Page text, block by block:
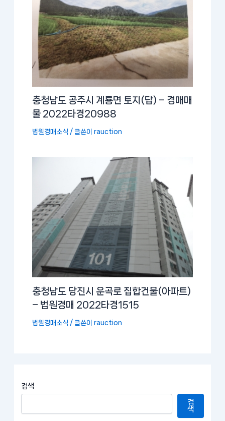
검색
검
색
충청남도 공주시 계룡면 토지(답) – 경매매
물 2022타경20988
법원경매소식 / 글쓴이rauction
충청남도 당진시 운곡로 집합건물(아파트)
– 법원경매 2022타경1515
법원경매소식 / 글쓴이rauction